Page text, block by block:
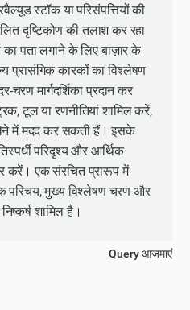
स्टॉक या परिसंपत्तियों की
दृष्टिकोण की तलाश कर रहा
पता लगाने के लिए बाज़ार के
प्रासंगिक कारकों का विश्लेषण
मार्गदर्शिका प्रदान कर
टूल या रणनीतियां शामिल करें,
में मदद कर सकती हैं। इसके
परिदृश्य और आर्थिक
करें। एक संरचित प्रारूप में
परिचय, मुख्य विश्लेषण चरण और
शामिल है।
Query आज़माएं